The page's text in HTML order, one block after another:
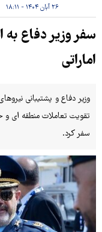
۲۶ آبان ۱۴۰۴ - ۱۸:۱۱
سفر وزیر دفاع
اماراتی
وزیر دفاع و پشتیبانی
تقویت تعاملات منطقه ای و
سفر کرد.